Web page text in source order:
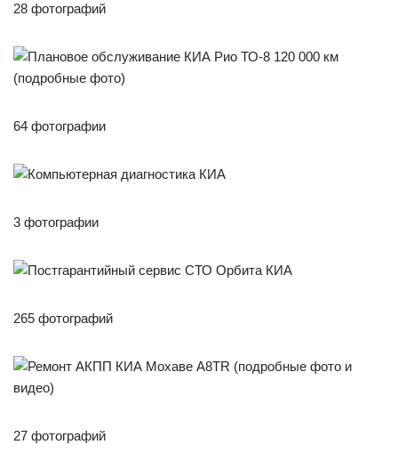
28 фотографий
64 фотографии
3 фотографии
265 фотографий
27 фотографий